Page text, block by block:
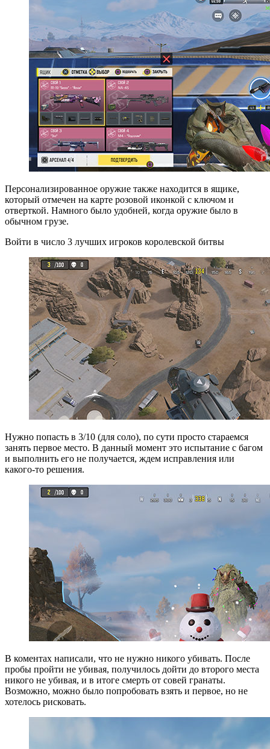
Персонализированное оружие также находится в ящике,
который отмечен на карте розовой иконкой с ключом и
отверткой. Намного было удобней, когда оружие было в
обычном грузе.
Войти в число 3 лучших игроков королевской битвы
Нужно попасть в 3/10 (для соло), по сути просто стараемся
занять первое место. В данный момент это испытание с багом
и выполнить его не получается, ждем исправления или
какого-то решения.
В коментах написали, что не нужно никого убивать. После
пробы пройти не убивая, получилось дойти до второго места
никого не убивая, и в итоге смерть от совей гранаты.
Возможно, можно было попробовать взять и первое, но не
хотелось рисковать.